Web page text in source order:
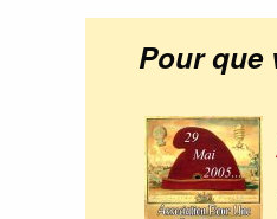
Pour que